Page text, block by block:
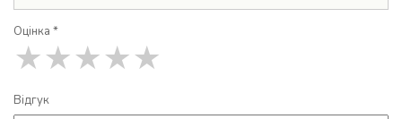
Оцінка *
★
★
★
★
★
Відгук